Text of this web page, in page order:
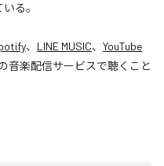
る。
、 LINE MUSIC、 YouTube
音楽配信サービスで聴くこと